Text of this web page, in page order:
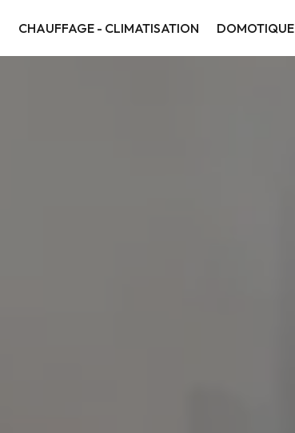
CHAUFFAGE - CLIMATISATION DOMOTIQUE